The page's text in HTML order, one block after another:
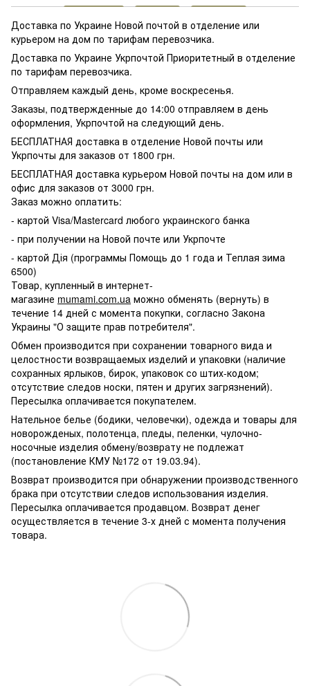
Доставка по Украине Новой почтой в отделение или
курьером на дом по тарифам перевозчика.
Доставка по Украине Укрпочтой Приоритетный в отделение
по тарифам перевозчика.
Отправляем каждый день, кроме воскресенья.
Заказы, подтвержденные до 14:00 отправляем в день
оформления, Укрпочтой на следующий день.
БЕСПЛАТНАЯ доставка в отделение Новой почты или
Укрпочты для заказов от 1800 грн.
БЕСПЛАТНАЯ доставка курьером Новой почты на дом или в
офис для заказов от 3000 грн.
Заказ можно оплатить:
- картой Visa/Mastercard любого украинского банка
- при получении на Новой почте или Укрпочте
- картой Дія (программы Помощь до 1 года и Теплая зима
6500)
Товар, купленный в интернет-
магазине mumami.com.ua можно обменять (вернуть) в
течение 14 дней с момента покупки, согласно Закона
Украины "О защите прав потребителя".
Обмен производится при сохранении товарного вида и
целостности возвращаемых изделий и упаковки (наличие
сохранных ярлыков, бирок, упаковок со штих-кодом;
отсутствие следов носки, пятен и других загрязнений).
Пересылка оплачивается покупателем.
Нательное белье (бодики, человечки), одежда и товары для
новорожденых, полотенца, пледы, пеленки, чулочно-
носочные изделия обмену/возврату не подлежат
(постановление КМУ №172 от 19.03.94).
Возврат производится при обнаружении производственного
брака при отсутствии следов использования изделия.
Пересылка оплачивается продавцом. Возврат денег
осуществляется в течение 3-х дней с момента получения
товара.